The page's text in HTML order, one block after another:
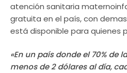
atención sanitaria
gratuita en el país, con
está disponible para quienes
«En un país donde el 70% de
menos de 2 dólares al día,